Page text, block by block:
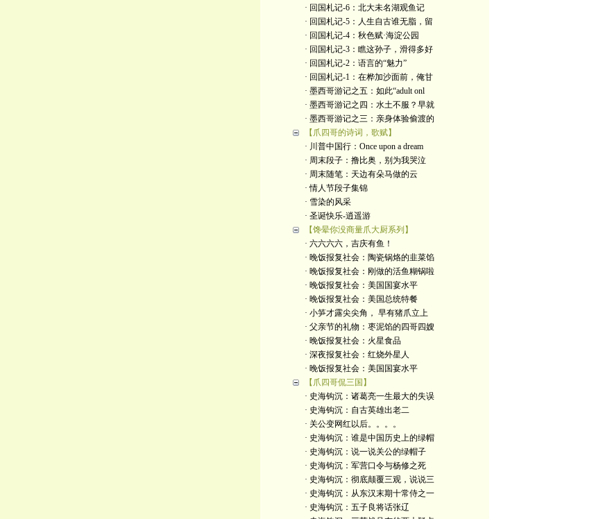
· 回国札记-6：北大未名湖观鱼记
· 回国札记-5：人生自古谁无脂，留
· 回国札记-4：秋色赋·海淀公园
· 回国札记-3：瞧这孙子，滑得多好
· 回国札记-2：语言的“魅力”
· 回国札记-1：在桦加沙面前，俺甘
· 墨西哥游记之五：如此“adult onl
· 墨西哥游记之四：水土不服？早就
· 墨西哥游记之三：亲身体验偷渡的
【爪四哥的诗词，歌赋】
· 川普中国行：Once upon a dream
· 周末段子：撸比奥，别为我哭泣
· 周末随笔：天边有朵马做的云
· 情人节段子集锦
· 雪染的风采
· 圣诞快乐-逍遥游
【馋晕你没商量爪大厨系列】
· 六六六六，吉庆有鱼！
· 晚饭报复社会：陶瓷锅烙的韭菜馅
· 晚饭报复社会：刚做的活鱼糊锅啦
· 晚饭报复社会：美国国宴水平
· 晚饭报复社会：美国总统特餐
· 小笋才露尖尖角， 早有猪爪立上
· 父亲节的礼物：枣泥馅的四哥四嫂
· 晚饭报复社会：火星食品
· 深夜报复社会：红烧外星人
· 晚饭报复社会：美国国宴水平
【爪四哥侃三国】
· 史海钩沉：诸葛亮一生最大的失误
· 史海钩沉：自古英雄出老二
· 关公变网红以后。。。。
· 史海钩沉：谁是中国历史上的绿帽
· 史海钩沉：说一说关公的绿帽子
· 史海钩沉：军营口令与杨修之死
· 史海钩沉：彻底颠覆三观，说说三
· 史海钩沉：从东汉末期十常侍之一
· 史海钩沉：五子良将话张辽